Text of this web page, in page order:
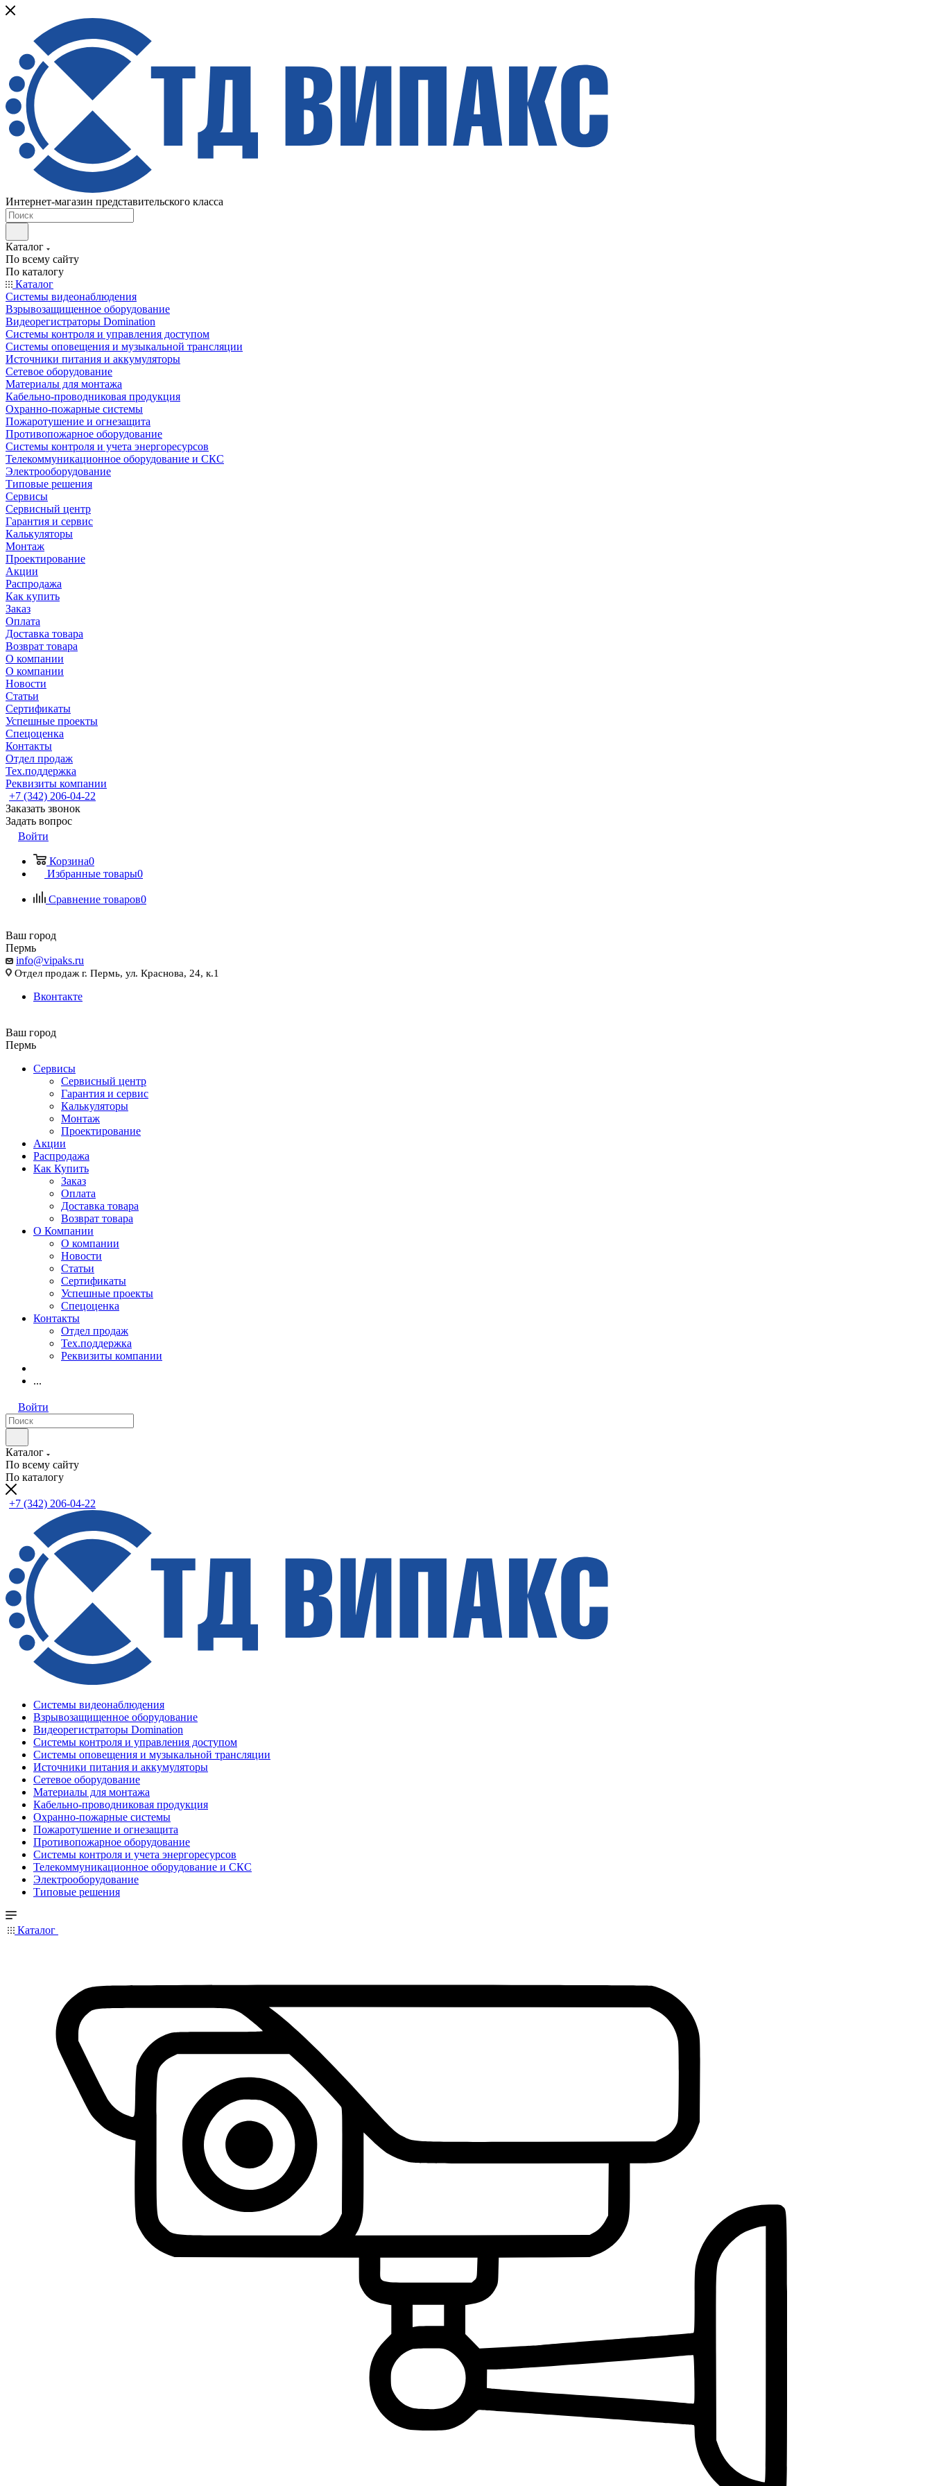
Интернет-магазин представительского класса
Каталог
По всему сайту
По каталогу
Каталог
Системы видеонаблюдения
Взрывозащищенное оборудование
Видеорегистраторы Domination
Системы контроля и управления доступом
Системы оповещения и музыкальной трансляции
Источники питания и аккумуляторы
Сетевое оборудование
Материалы для монтажа
Кабельно-проводниковая продукция
Охранно-пожарные системы
Пожаротушение и огнезащита
Противопожарное оборудование
Системы контроля и учета энергоресурсов
Телекоммуникационное оборудование и СКС
Электрооборудование
Типовые решения
Сервисы
Сервисный центр
Гарантия и сервис
Калькуляторы
Монтаж
Проектирование
Акции
Распродажа
Как купить
Заказ
Оплата
Доставка товара
Возврат товара
О компании
О компании
Новости
Статьи
Сертификаты
Успешные проекты
Спецоценка
Контакты
Отдел продаж
Тех.поддержка
Реквизиты компании
+7 (342) 206-04-22
Заказать звонок
Задать вопрос
Войти
Корзина0
Избранные товары0
Сравнение товаров0
Ваш город
Пермь
info@vipaks.ru
Отдел продаж г. Пермь, ул. Краснова, 24, к.1
Вконтакте
Ваш город
Пермь
Сервисы
Сервисный центр
Гарантия и сервис
Калькуляторы
Монтаж
Проектирование
Акции
Распродажа
Как Купить
Заказ
Оплата
Доставка товара
Возврат товара
О Компании
О компании
Новости
Статьи
Сертификаты
Успешные проекты
Спецоценка
Контакты
Отдел продаж
Тех.поддержка
Реквизиты компании
...
Войти
Каталог
По всему сайту
По каталогу
+7 (342) 206-04-22
Системы видеонаблюдения
Взрывозащищенное оборудование
Видеорегистраторы Domination
Системы контроля и управления доступом
Системы оповещения и музыкальной трансляции
Источники питания и аккумуляторы
Сетевое оборудование
Материалы для монтажа
Кабельно-проводниковая продукция
Охранно-пожарные системы
Пожаротушение и огнезащита
Противопожарное оборудование
Системы контроля и учета энергоресурсов
Телекоммуникационное оборудование и СКС
Электрооборудование
Типовые решения
Каталог